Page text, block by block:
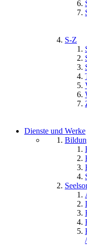
S-Z
Dienste und Werke